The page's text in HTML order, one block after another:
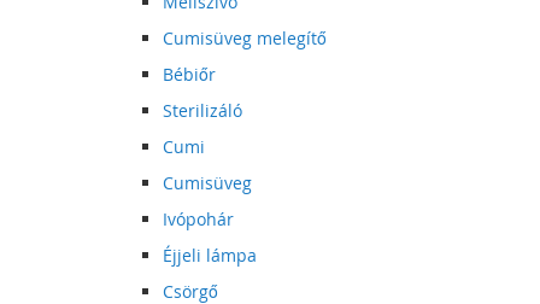
Cumisüveg melegítő
Bébiőr
Sterilizáló
Cumi
Cumisüveg
Ivópohár
Éjjeli lámpa
Csörgő